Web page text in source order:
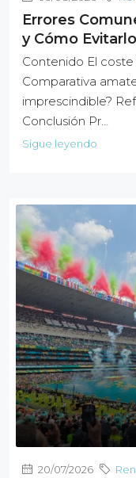
Errores
y Cómo
Contenido El
Comparativa
imprescindible?
Conclusión Pr…
Sigue leyendo
20/07/2026